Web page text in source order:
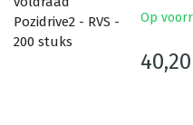
Op
40,20